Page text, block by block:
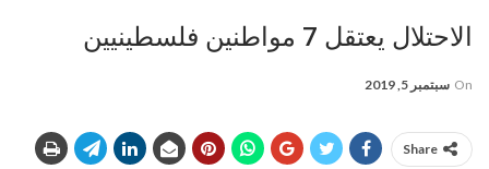
الاحتلال يعتقل 7 مواطنين فلسطينيين
On سبتمبر 5, 2019
Share